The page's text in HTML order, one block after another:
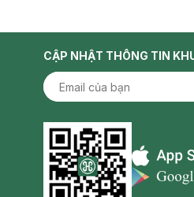
CẬP NHẬT THÔNG TIN
Appstore